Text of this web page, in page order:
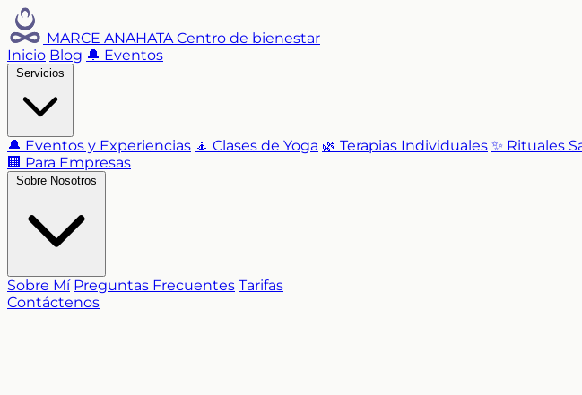
MARCE ANAHATA Centro de bienestar
Inicio Blog 🔔 Eventos
🔔 Eventos y Experiencias 🧘 Clases de Yoga 🌿 Terapias Individuales ✨ Rituales
🏢 Para Empresas
Sobre Mí Preguntas Frecuentes Tarifas
Contáctenos